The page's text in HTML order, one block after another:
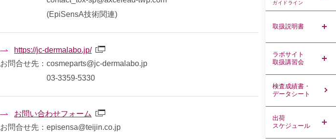
(EpiSensA技術関連)
https://jc-dermalabo.jp/
お問合せ先：cosmeparts@jc-dermalabo.jp
03-3359-5330
お問い合わせフォーム
お問合せ先：episensa@teijin.co.jp
ガイドライン
取扱説明書
ラボサイト
取扱講習会
検査成績書・
データシート
出荷
スケジュール